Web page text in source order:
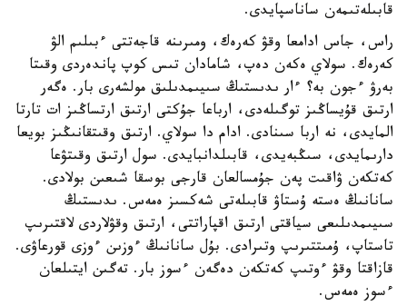
قابىلەتىمەن ساناسپايدى.
راس، جاس ادامعا وقۋ كەرەك، ومىرىنە قاجەتتى ءبىلىم الۋ
كەرەك. سولاي ەكەن دەپ، شامادان تىس كوپ پاندەردى وقىتا
بەرۋ ءجون بە؟ ءار ىدىستىڭ سىيىمدىلىق مولشەرى بار. ەگەر
ارتىق قۇيساڭىز توگىلەدى، ارباعا جۇكتى ارتىق ارتساڭىز ات تارتا
المايدى، نە اربا سىنادى. ادام دا سولاي. ارتىق وقىتقانىڭىز بويعا
دارىمايدى، سىڭبەيدى، قابىلدانبايدى. سول ارتىق وقىتۋعا
كەتكەن ۋاقىت پەن جۇمسالعان قارجى بوسقا شىعىن بولادى.
سانانىڭ ەستە ۇستاۋ قابىلەتى شەكسىز ەمەس. ىدىستىڭ
سىيىمدىلىعى سياقتى ارتىق اقپاراتتى، ارتىق وقۋلاردى لاقتىرىپ
تاستاپ، ۇمىتتىرىپ وتىرادى. بۇل سانانىڭ ءوزىن ءوزى قورعاۋى.
قازاقتا وقۋ ءوتىپ كەتكەن دەگەن ءسوز بار. تەگىن ايتىلعان
ءسوز ەمەس.